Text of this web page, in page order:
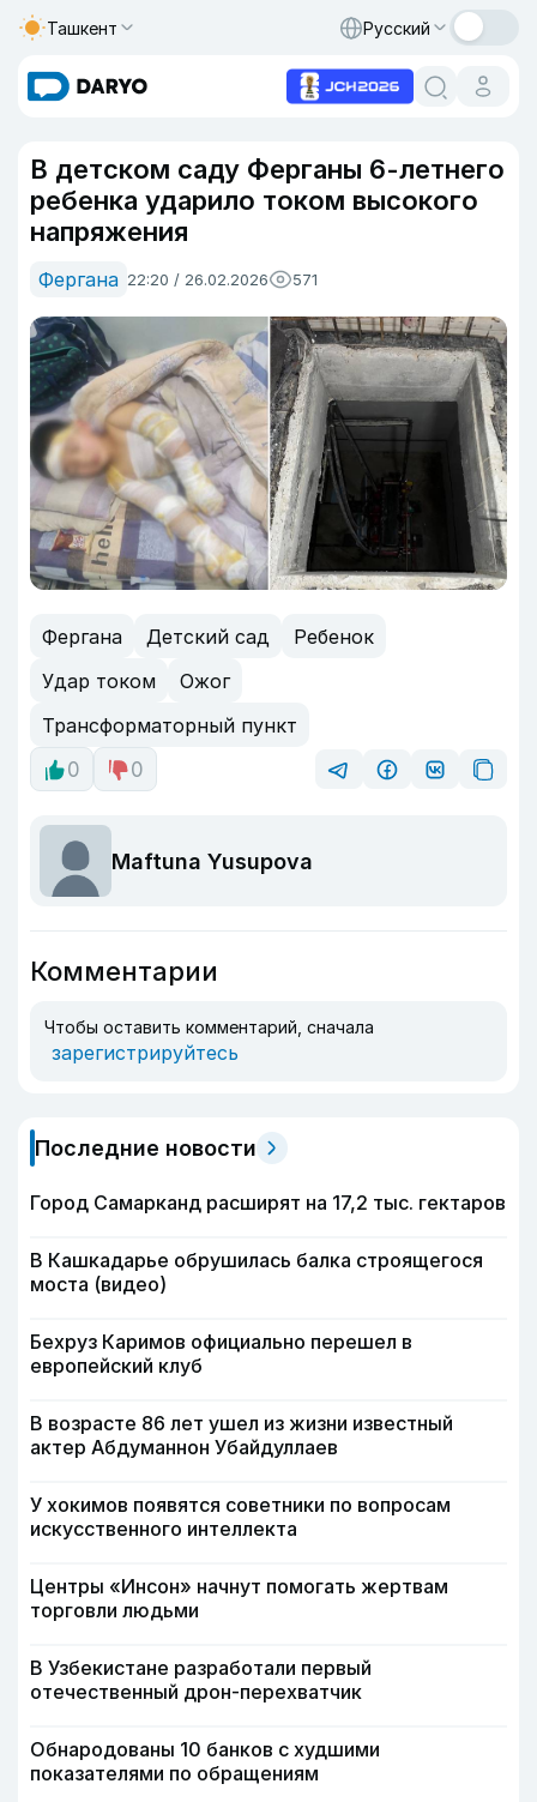
Ташкент Русский
В детском саду Ферганы 6-летнего
ребенка ударило током высокого
напряжения
Фергана 22:20 / 26.02.2026 571
Фергана Детский сад
Ребенок
Удар током
Ожог
Трансформаторный пункт
0
0
Maftuna Yusupova
Комментарии
Чтобы оставить комментарий, сначала
зарегистрируйтесь
Последние новости
Город Самарканд расширят на 17,2 тыс. гектаров
В Кашкадарье обрушилась балка строящегося
моста (видео)
Бехруз Каримов официально перешел в
европейский клуб
В возрасте 86 лет ушел из жизни известный
актер Абдуманнон Убайдуллаев
У хокимов появятся советники по вопросам
искусственного интеллекта
Центры «Инсон» начнут помогать жертвам
торговли людьми
В Узбекистане разработали первый
отечественный дрон-перехватчик
Обнародованы 10 банков с худшими
показателями по обращениям